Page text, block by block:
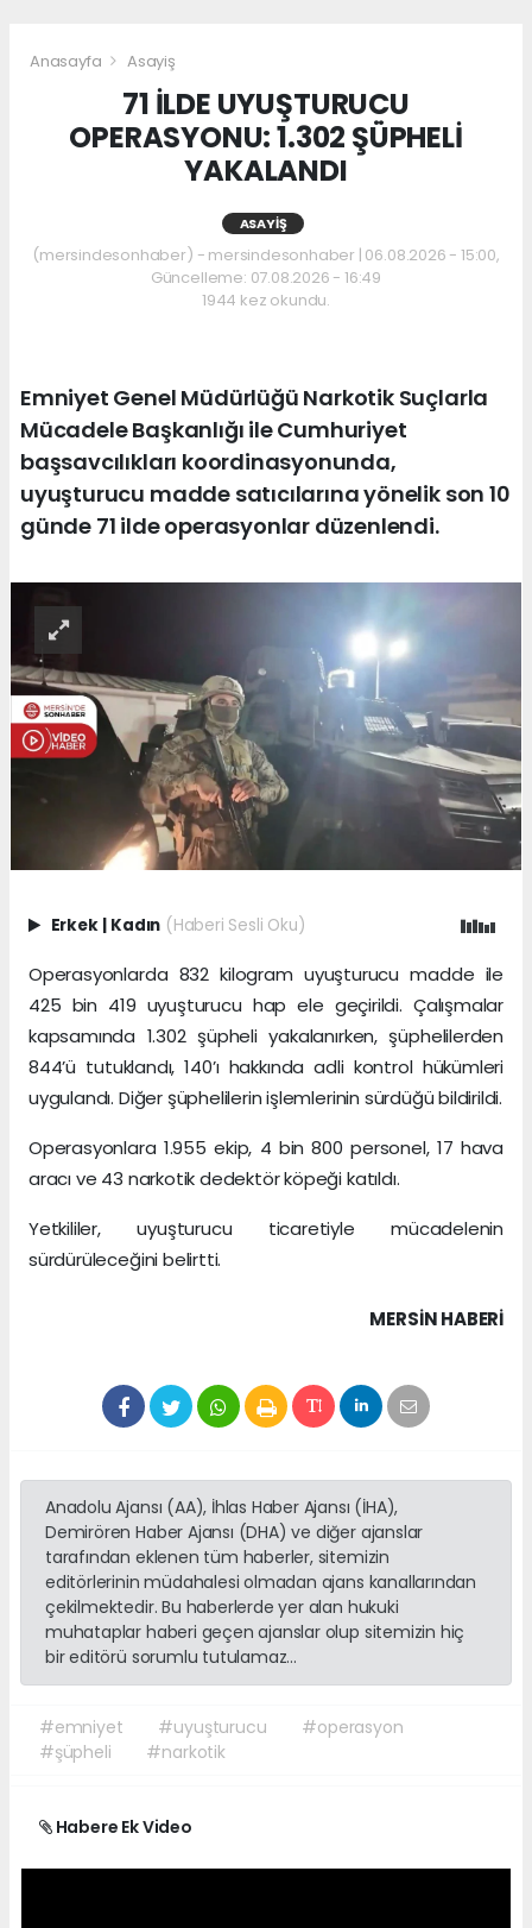
Anasayfa Asayiş
71 İLDE UYUŞTURUCU
OPERASYONU: 1.302 ŞÜPHELİ
YAKALANDI
ASAYIŞ
(mersindesonhaber) - mersindesonhaber | 06.08.2026 - 15:00,
Güncelleme: 07.08.2026 - 16:49
1944 kez okundu.
Emniyet Genel Müdürlüğü Narkotik Suçlarla
Mücadele Başkanlığı ile Cumhuriyet
başsavcılıkları koordinasyonunda,
uyuşturucu madde satıcılarına yönelik son 10
günde 71 ilde operasyonlar düzenlendi.
Erkek | Kadın (Haberi Sesli Oku)
Operasyonlarda 832 kilogram uyuşturucu madde ile
425 bin 419 uyuşturucu hap ele geçirildi. Çalışmalar
kapsamında 1.302 şüpheli yakalanırken, şüphelilerden
844’ü tutuklandı, 140’ı hakkında adli kontrol hükümleri
uygulandı. Diğer şüphelilerin işlemlerinin sürdüğü bildirildi.
Operasyonlara 1.955 ekip, 4 bin 800 personel, 17 hava
aracı ve 43 narkotik dedektör köpeği katıldı.
Yetkililer, uyuşturucu ticaretiyle mücadelenin
sürdürüleceğini belirtti.
MERSIN HABERİ
Anadolu Ajansı (AA), İhlas Haber Ajansı (İHA),
Demirören Haber Ajansı (DHA) ve diğer ajanslar
tarafından eklenen tüm haberler, sitemizin
editörlerinin müdahalesi olmadan ajans kanallarından
çekilmektedir. Bu haberlerde yer alan hukuki
muhataplar haberi geçen ajanslar olup sitemizin hiç
bir editörü sorumlu tutulamaz...
#emniyet #uyuşturucu
#operasyon
#şüpheli
#narkotik
Habere Ek Video